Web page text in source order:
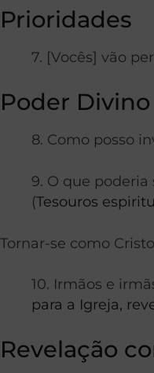
Prioridades
7. [Vocês] vão
Poder Divino
8. Como posso
9. O que
(Tesouros
Tornar-se como Cristo
10. Irmãos e
para a Igreja,
Revelação